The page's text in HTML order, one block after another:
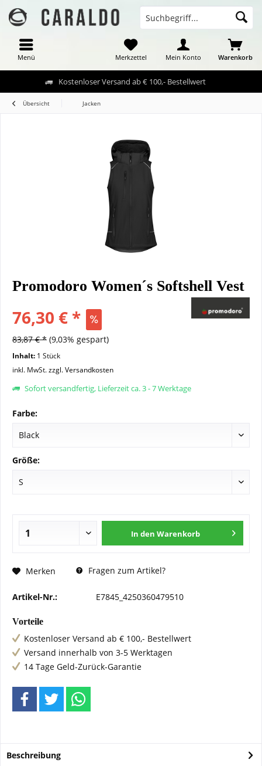
Kostenloser Versand ab € 100,- Bestellwert
Menü Warenkorb
Merkzettel Mein Konto
Übersicht Jacken
Promodoro Women´s Softshell Vest
76,30 € *
83,87 € * (9,03% gespart)
Inhalt: 1 Stück
inkl. MwSt.zzgl. Versandkosten
Sofort versandfertig, Lieferzeit ca. 3 - 7 Werktage
Farbe:
Größe:
In den Warenkorb
Merken Fragen zum Artikel?
Artikel-Nr.: E7845_4250360479510
Vorteile
Kostenloser Versand ab € 100,- Bestellwert
Versand innerhalb von 3-5 Werktagen
14 Tage Geld-Zurück-Garantie
Beschreibung